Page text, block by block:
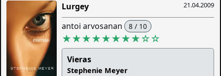
21.04.2009
Lurgey
antoi arvosanan 8 / 10
★★★★★★★★☆☆
Vieras
Stephenie Meyer